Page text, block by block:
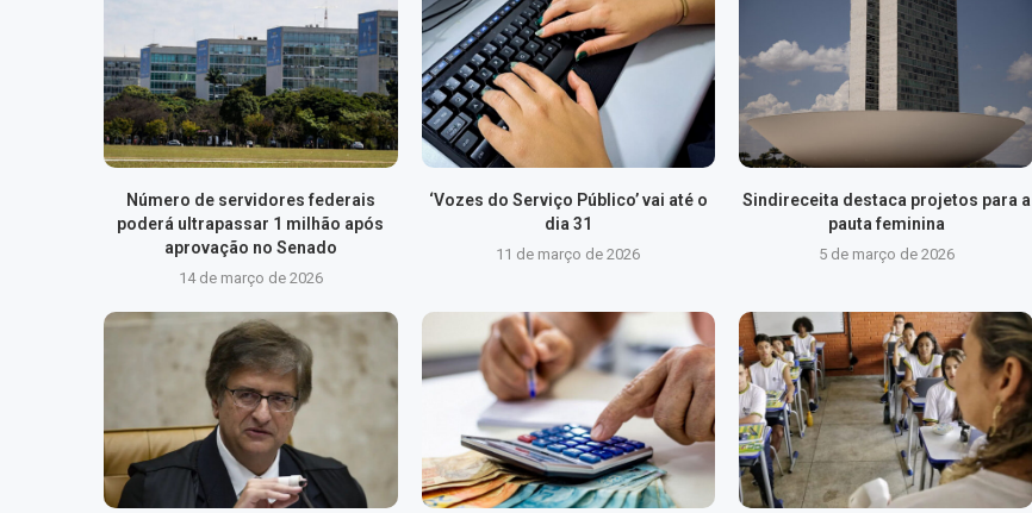
Número de servidores federais
poderá ultrapassar 1 milhão após
aprovação no Senado
14 de março de 2026
‘Vozes do Serviço Público’ vai até o
dia 31
11 de março de 2026
Sindireceita destaca projetos para a
pauta feminina
5 de março de 2026